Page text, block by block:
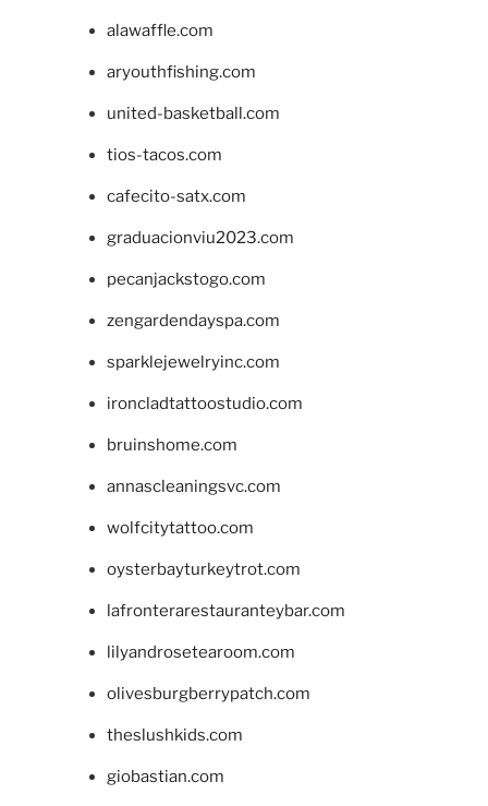
alawaffle.com
aryouthfishing.com
united-basketball.com
tios-tacos.com
cafecito-satx.com
graduacionviu2023.com
pecanjackstogo.com
zengardendayspa.com
sparklejewelryinc.com
ironcladtattoostudio.com
bruinshome.com
annascleaningsvc.com
wolfcitytattoo.com
oysterbayturkeytrot.com
lafronterarestauranteybar.com
lilyandrosetearoom.com
olivesburgberrypatch.com
theslushkids.com
giobastian.com